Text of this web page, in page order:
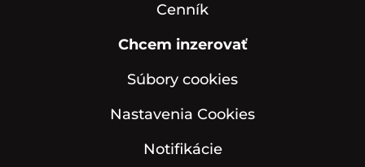
Cenník
Chcem inzerovať
Súbory cookies
Nastavenia Cookies
Notifikácie